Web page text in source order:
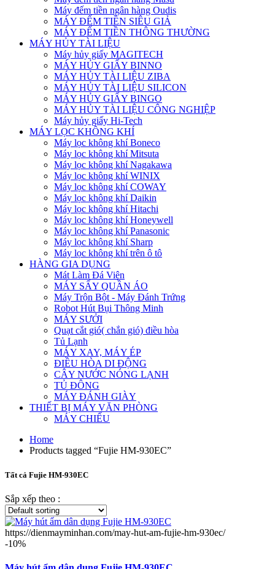
Máy đếm tiền ngân hàng Oudis
MÁY ĐẾM TIỀN SIÊU GIẢ
MÁY ĐẾM TIỀN THÔNG THƯỜNG
MÁY HỦY TÀI LIỆU
Máy hủy giấy MAGITECH
MÁY HỦY GIẤY BINNO
MÁY HỦY TÀI LIỆU ZIBA
MÁY HỦY TÀI LIỆU SILICON
MÁY HỦY GIẤY BINGO
MÁY HỦY TÀI LIỆU CÔNG NGHIỆP
Máy hủy giấy Hi-Tech
MÁY LỌC KHÔNG KHÍ
Máy lọc không khí Boneco
Máy lọc không khí Mitsuta
Máy lọc không khí Nagakawa
Máy lọc không khí WINIX
Máy lọc không khí COWAY
Máy lọc không khí Daikin
Máy lọc không khí Hitachi
Máy lọc không khí Honeywell
Máy lọc không khí Panasonic
Máy lọc không khí Sharp
Máy lọc không khí trên ô tô
HÀNG GIA DỤNG
Mát Làm Đá Viên
MÁY SẤY QUẦN ÁO
Máy Trộn Bột - Máy Đánh Trứng
Robot Hút Bụi Thông Minh
MÁY SƯỞI
Quạt cắt gió( chắn gió) điều hòa
Tủ Lạnh
MÁY XAY, MÁY ÉP
ĐIỀU HÒA DI ĐỘNG
CÂY NƯỚC NÓNG LẠNH
TỦ ĐÔNG
MÁY ĐÁNH GIÀY
THIẾT BỊ MÁY VĂN PHÒNG
MÁY CHIẾU
Home
Products tagged “Fujie HM-930EC”
Tất cả Fujie HM-930EC
Sắp xếp theo :
https://dienmayminhan.com/may-hut-am-fujie-hm-930ec/
-10%